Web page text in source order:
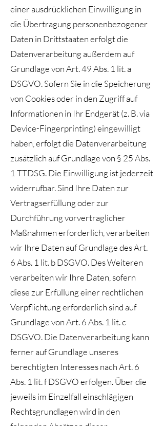
einer ausdrücklichen Einwilligung in
die Übertragung personenbezogener
Daten in Drittstaaten erfolgt die
Datenverarbeitung außerdem auf
Grundlage von Art. 49 Abs. 1 lit. a
DSGVO. Sofern Sie in die Speicherung
von Cookies oder in den Zugriff auf
Informationen in Ihr Endgerät (z. B. via
Device-Fingerprinting) eingewilligt
haben, erfolgt die Datenverarbeitung
zusätzlich auf Grundlage von § 25 Abs.
1 TTDSG. Die Einwilligung ist jederzeit
widerrufbar. Sind Ihre Daten zur
Vertragserfüllung oder zur
Durchführung vorvertraglicher
Maßnahmen erforderlich, verarbeiten
wir Ihre Daten auf Grundlage des Art.
6 Abs. 1 lit. b DSGVO. Des Weiteren
verarbeiten wir Ihre Daten, sofern
diese zur Erfüllung einer rechtlichen
Verpflichtung erforderlich sind auf
Grundlage von Art. 6 Abs. 1 lit. c
DSGVO. Die Datenverarbeitung kann
ferner auf Grundlage unseres
berechtigten Interesses nach Art. 6
Abs. 1 lit. f DSGVO erfolgen. Über die
jeweils im Einzelfall einschlägigen
Rechtsgrundlagen wird in den